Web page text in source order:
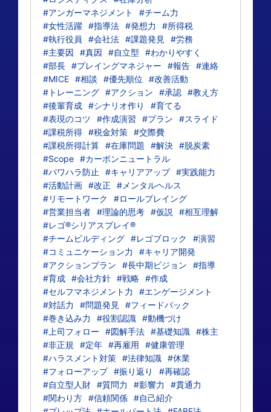
#アンガーマネジメント
#チーム力
#女性活躍 #指導法 #発想力
#所得税
#執行役員
#会社法 #課題発見
#労務
#主要因
#真因 #自立型
#わかりやすく
#部長 #プレイングマネジャー #報告 #連絡
#MICE #相談 #優先順位
#改善活動
#トレーニング #アクション #承認 #教え方
#後輩育成 #シナリオ作り
#育てる
#表現のコツ
#作成演習 #プラン
#スライド
#課税所得 #税金対策 #交際費
#課税所得計算 #在庫問題 #解決 #脱炭素
#Scope #カーボンニュートラル
#パワハラ防止
#キャリアアップ #実践能力
#活動計画 #改正
#メンタルヘルス
#リモートワーク
#ロールプレイング
#営業担当者 #理論的思考 #仮説
#相互理解
#レゴ®シリアスプレイ®
#チームビルディング #レゴブロック
#演習
#コミュニケーション力
#キャリア開発
#アクションプラン
#長中期ビジョン
#指導
#育成 #会社方針 #戦略 #作成
#セルフマネジメント力
#エンゲージメント
#対話力
#問題発見
#フィードバック
#巻き込み力
#役割認識 #動機づけ
#上司フォロー
#図解手法 #基礎知識 #株主
#非正規
#定年 #再雇用
#健康管理
#ハラスメント対策 #法律知識 #休業
#フォローアップ #振り返り
#再確認
#自立型人財 #質問力 #影響力
#貫通力
#関わり方 #信頼関係 #自己紹介